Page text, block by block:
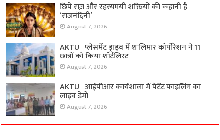
छिपे राज़ और रहस्यमयी शक्तियों की कहानी है
‘राजनंदिनी’
August 7, 2026
AKTU : प्लेसमेंट ड्राइव में शालिमार कॉर्पोरेशन ने 11
छात्रों को किया शॉर्टलिस्ट
August 7, 2026
AKTU : आईपीआर कार्यशाला में पेटेंट फाइलिंग का
लाइव डेमो
August 7, 2026